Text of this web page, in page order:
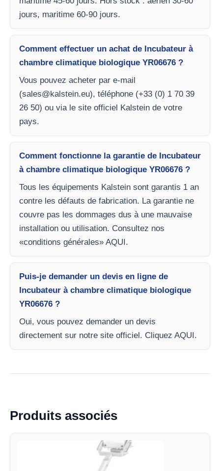
jours, maritime 60-90 jours.
Comment effectuer un achat de Incubateur à
chambre climatique biologique YR06676 ?
Vous pouvez acheter par e-mail
(sales@kalstein.eu), téléphone (+33 (0) 1 70 39
26 50) ou via le site officiel Kalstein de votre
pays.
Comment fonctionne la garantie de Incubateur
à chambre climatique biologique YR06676 ?
Tous les équipements Kalstein sont garantis 1 an
contre les défauts de fabrication. La garantie ne
couvre pas les dommages dus à une mauvaise
installation ou utilisation. Consultez nos
«conditions générales» AQUI.
Puis-je demander un devis en ligne de
Incubateur à chambre climatique biologique
YR06676 ?
Oui, vous pouvez demander un devis
directement sur notre site officiel. Cliquez AQUI.
Produits associés